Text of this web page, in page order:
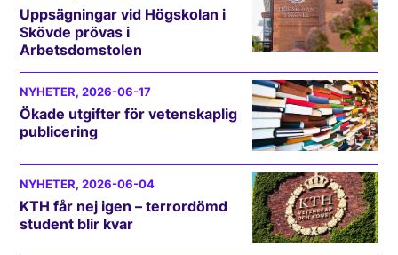
Uppsägningar vid Högskolan i
Skövde prövas i
Arbetsdomstolen
NYHETER, 2026-06-17
Ökade utgifter för vetenskaplig
publicering
NYHETER, 2026-06-04
KTH får nej igen – terrordömd
student blir kvar